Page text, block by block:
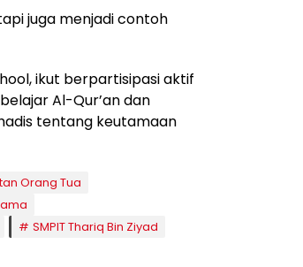
juga menjadi contoh
ikut berpartisipasi aktif
Al-Qur’an dan
tentang keutamaan
Orang Tua
SMPIT Thariq Bin Ziyad